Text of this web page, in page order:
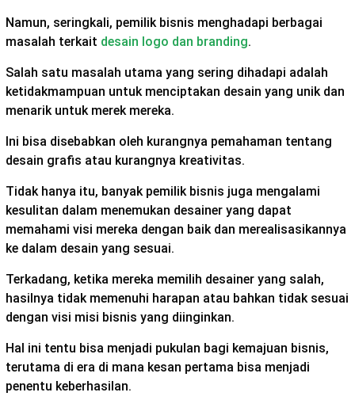
Namun, seringkali, pemilik bisnis menghadapi berbagai
masalah terkait desain logo dan branding.
Salah satu masalah utama yang sering dihadapi adalah
ketidakmampuan untuk menciptakan desain yang unik dan
menarik untuk merek mereka.
Ini bisa disebabkan oleh kurangnya pemahaman tentang
desain grafis atau kurangnya kreativitas.
Tidak hanya itu, banyak pemilik bisnis juga mengalami
kesulitan dalam menemukan desainer yang dapat
memahami visi mereka dengan baik dan merealisasikannya
ke dalam desain yang sesuai.
Terkadang, ketika mereka memilih desainer yang salah,
hasilnya tidak memenuhi harapan atau bahkan tidak sesuai
dengan visi misi bisnis yang diinginkan.
Hal ini tentu bisa menjadi pukulan bagi kemajuan bisnis,
terutama di era di mana kesan pertama bisa menjadi
penentu keberhasilan.